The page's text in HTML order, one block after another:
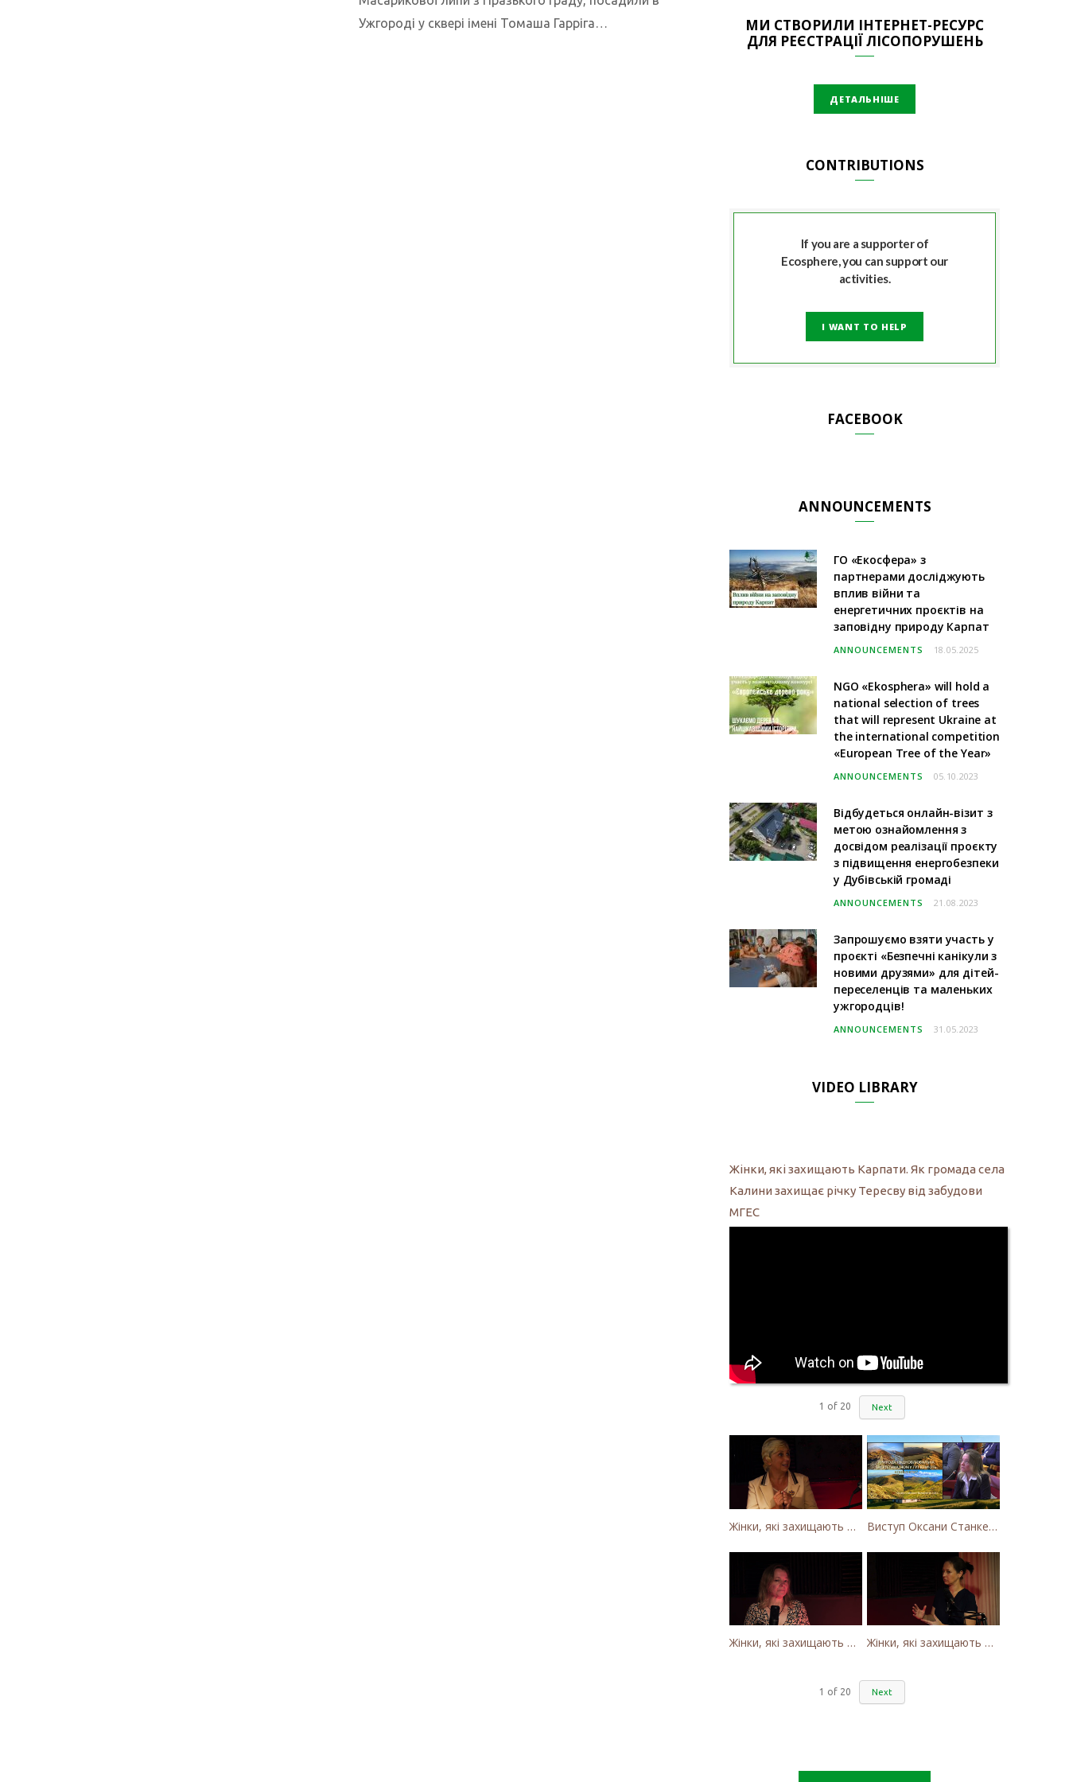
Ужгороді у сквері імені Томаша Гарріга…
МИ СТВОРИЛИ ІНТЕРНЕТ-РЕСУРС
ДЛЯ РЕЄСТРАЦІЇ ЛІСОПОРУШЕНЬ
ДЕТАЛЬНІШЕ
CONTRIBUTIONS
If you are a supporter of
Ecosphere, you can support our
activities.
I WANT TO HELP
FACEBOOK
ANNOUNCEMENTS
ГО «Екосфера» з
партнерами досліджують
вплив війни та
енергетичних проєктів на
заповідну природу Карпат
ANNOUNCEMENTS 18.05.2025
NGO «Ekosphera» will hold a
national selection of trees
that will represent Ukraine at
the international competition
«European Tree of the Year»
ANNOUNCEMENTS 05.10.2023
Відбудеться онлайн-візит з
метою ознайомлення з
досвідом реалізації проєкту
з підвищення енергобезпеки
у Дубівській громаді
ANNOUNCEMENTS 21.08.2023
Запрошуємо взяти участь у
проєкті «Безпечні канікули з
новими друзями» для дітей-
переселенців та маленьких
ужгородців!
ANNOUNCEMENTS 31.05.2023
VIDEO LIBRARY
Жінки, які захищають Карпати. Як громада села
Калини захищає річку Тересву від забудови
МГЕС
1 of 20 Next
Жінки, які захищають Карпати. Як громада села Калини захищає річку Тересву від забудови МГЕС Виступ Оксани Станкевич-Волосянчук про будівництво вітропарків у Закарпатській області
Жінки, які захищають Карпати. Оксана Станкевич Волосянчук про вітряки на високогір'ї Карпат Жінки, які захищають Карпати. Наталія Вишневська про вітряки в Закарпатті та участь громадськості
1 of 20 Next